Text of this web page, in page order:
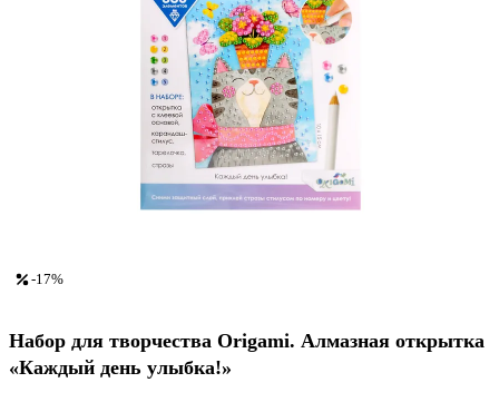
-17%
Набор для творчества Origami. Алмазная открытка
«Каждый день улыбка!»